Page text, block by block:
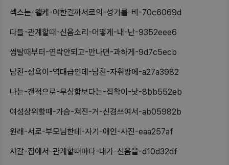
섹스는-왤케-야한걸까서로의-성기를-비-70c6069d
다들-관계할때-신음소리-어떻게-내-난-9352eee6
썸탈때부터-연락안되고-만나면-과하게-9d7c5ecb
남친-성욕이-역대급인데-남친-자취방에-a27a3982
나는-갠적으로-무심함보다는-집착이-낫-8bb552eb
여성상위할때-가슴-쳐진-거-신경쓰여서-ab05982b
원래-서로-부모님한테-자기-애인-사진-eaa257af
샤갈-집에서-관계할때마다-내가-신음을-d10d32df